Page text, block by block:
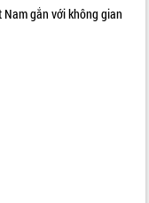
Nam gắn với không gian